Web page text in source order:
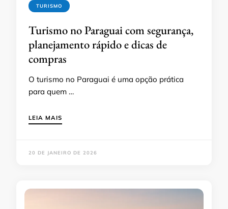
TURISMO
Turismo no Paraguai com segurança,
planejamento rápido e dicas de
compras
O turismo no Paraguai é uma opção prática
para quem …
LEIA MAIS
20 DE JANEIRO DE 2026